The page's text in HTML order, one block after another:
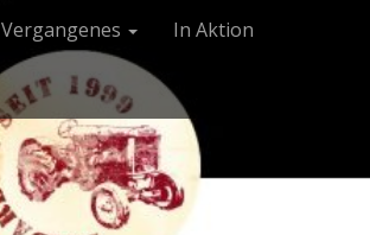
Vergangenes In Aktion